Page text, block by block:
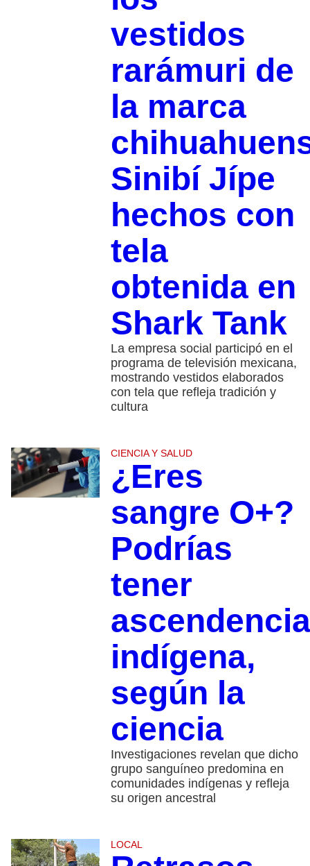
vestidos
rarámuri de
la marca
Sinibí Jípe
hechos con
tela
obtenida en
Shark Tank
La empresa social participó en el
programa de televisión mexicana,
mostrando vestidos elaborados
con tela que refleja tradición y
cultura
CIENCIA Y SALUD
¿Eres
sangre O+?
Podrías
tener
ascendencia
indígena,
según la
ciencia
Investigaciones revelan que dicho
grupo sanguíneo predomina en
comunidades indígenas y refleja
su origen ancestral
LOCAL